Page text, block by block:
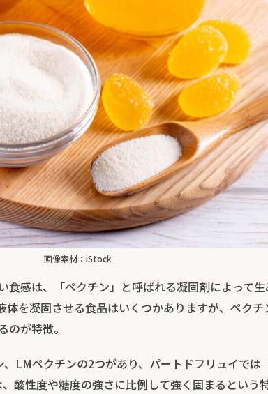
画像素材：iStock
食感は、「ペクチン」と呼ばれる凝固剤によって
体を凝固させる食品はいくつかありますが、ペクチ
のが特徴。
LMペクチンの2つがあり、パートドフリュイでは
酸性度や糖度の強さに比例して強く固まるという